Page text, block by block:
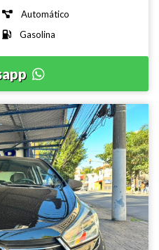
Automático
Gasolina